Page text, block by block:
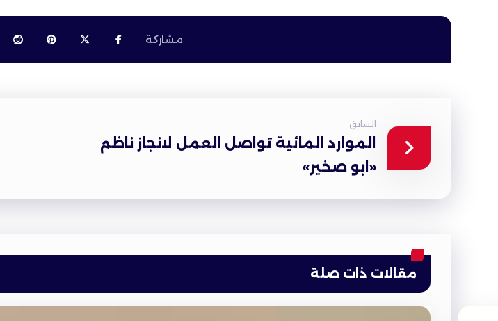
السابق
الموارد المائية تواصل العمل لانجاز ناظم
«ابو صخير»
مقالات ذات صلة